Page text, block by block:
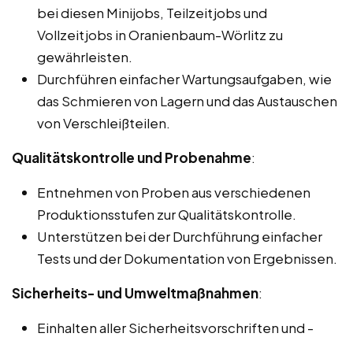
bei diesen Minijobs, Teilzeitjobs und
Vollzeitjobs in Oranienbaum-Wörlitz zu
gewährleisten.
Durchführen einfacher Wartungsaufgaben, wie
das Schmieren von Lagern und das Austauschen
von Verschleißteilen.
Qualitätskontrolle und Probenahme:
Entnehmen von Proben aus verschiedenen
Produktionsstufen zur Qualitätskontrolle.
Unterstützen bei der Durchführung einfacher
Tests und der Dokumentation von Ergebnissen.
Sicherheits- und Umweltmaßnahmen:
Einhalten aller Sicherheitsvorschriften und -